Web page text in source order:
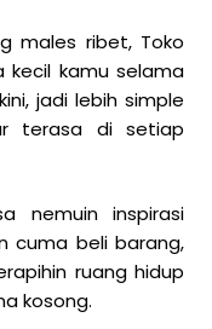
males ribet, Toko
kecil kamu selama
jadi lebih simple
terasa di setiap
nemuin inspirasi
cuma beli barang,
ruang hidup
kosong.